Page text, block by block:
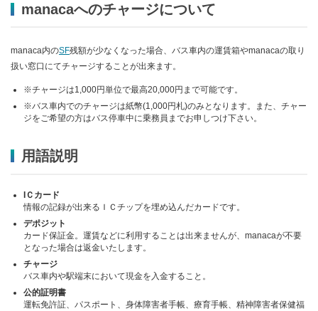
manacaへのチャージについて
manaca内のSF残額が少なくなった場合、バス車内の運賃箱やmanacaの取り
扱い窓口にてチャージすることが出来ます。
※チャージは1,000円単位で最高20,000円まで可能です。
※バス車内でのチャージは紙幣(1,000円札)のみとなります。また、チャー
ジをご希望の方はバス停車中に乗務員までお申しつけ下さい。
用語説明
IＣカード
情報の記録が出来るＩＣチップを埋め込んだカードです。
デポジット
カード保証金。運賃などに利用することは出来ませんが、manacaが不要
となった場合は返金いたします。
チャージ
バス車内や駅端末において現金を入金すること。
公的証明書
運転免許証、パスポート、身体障害者手帳、療育手帳、精神障害者保健福